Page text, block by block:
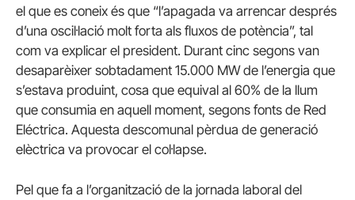
el que es coneix és que “l’apagada va arrencar després
d’una oscil·lació molt forta als fluxos de potència”, tal
com va explicar el president. Durant cinc segons van
desaparèixer sobtadament 15.000 MW de l’energia que
s’estava produint, cosa que equival al 60% de la llum
que consumia en aquell moment, segons fonts de Red
Eléctrica. Aquesta descomunal pèrdua de generació
elèctrica va provocar el col·lapse.
Pel que fa a l’organització de la jornada laboral del